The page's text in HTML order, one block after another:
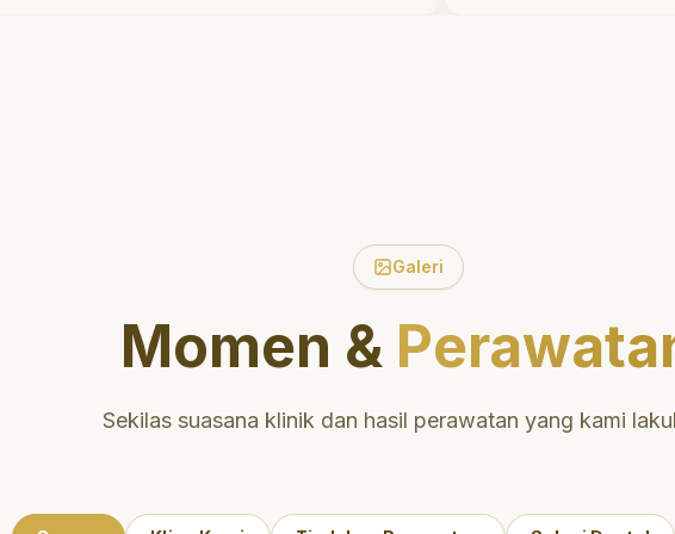
Galeri
Momen &
Sekilas suasana klinik dan hasil perawatan yang kami